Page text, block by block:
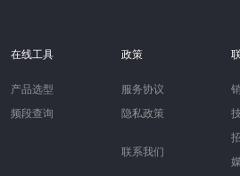
在线工具
产品选型
频段查询
政策
服务协议
隐私政策
联系我们